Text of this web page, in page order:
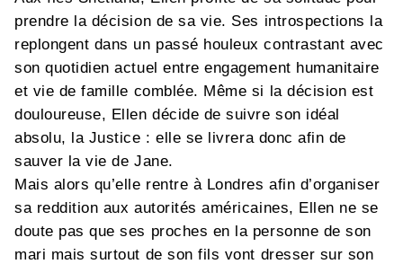
prendre la décision de sa vie. Ses introspections la
replongent dans un passé houleux contrastant avec
son quotidien actuel entre engagement humanitaire
et vie de famille comblée. Même si la décision est
douloureuse, Ellen décide de suivre son idéal
absolu, la Justice : elle se livrera donc afin de
sauver la vie de Jane.
Mais alors qu’elle rentre à Londres afin d’organiser
sa reddition aux autorités américaines, Ellen ne se
doute pas que ses proches en la personne de son
mari mais surtout de son fils vont dresser sur son